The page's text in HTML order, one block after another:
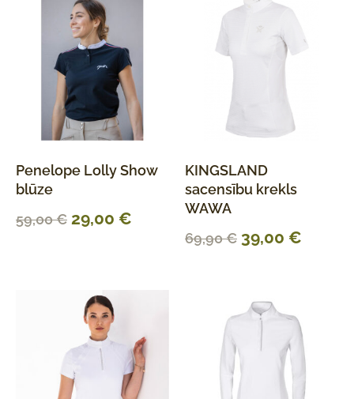
Penelope Lolly Show
blūze
59,00€ 29,00 €
KINGSLAND
sacensību krekls
WAWA
69,90€ 39,00 €